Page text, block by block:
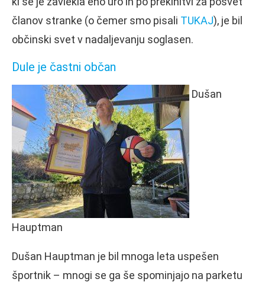
članov stranke (o čemer smo pisali TUKAJ), je bil
občinski svet v nadaljevanju soglasen.
Dule je častni občan
Dušan
Hauptman
Dušan Hauptman je bil mnoga leta uspešen
športnik – mnogi se ga še spominjajo na parketu